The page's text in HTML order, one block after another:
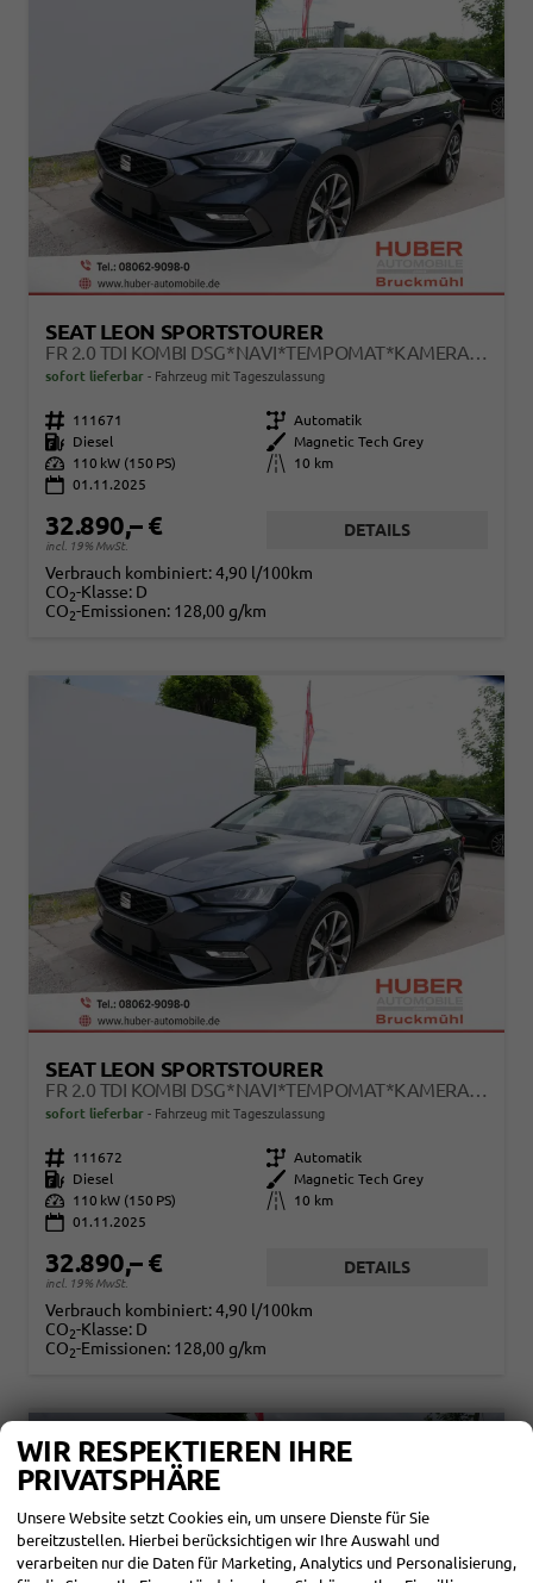
SEAT LEON SPORTSTOURER
FR 2.0 TDI KOMBI DSG*NAVI*TEMPOMAT*KAMERA*KEYLESS-GO*VIRTUAL COCKPIT*
sofort lieferbar Fahrzeug mit Tageszulassung
Fahrzeugnr. 111671 Getriebe Automatik
Kraftstoff
Diesel Außenfarbe
Magnetic Tech Grey
Leistung
110 kW (150 PS) Kilometerstand
10 km
01.11.2025
32.890,– €
incl. 19% MwSt.
DETAILS
Verbrauch kombiniert:4,90 l/100km
CO2-Klasse: D
CO2-Emissionen: 128,00 g/km
SEAT LEON SPORTSTOURER
FR 2.0 TDI KOMBI DSG*NAVI*TEMPOMAT*KAMERA*KEYLESS-GO*VIRTUAL COCKPIT*
sofort lieferbar Fahrzeug mit Tageszulassung
Fahrzeugnr. 111672 Getriebe Automatik
Kraftstoff
Diesel Außenfarbe
Magnetic Tech Grey
Leistung
110 kW (150 PS) Kilometerstand
10 km
01.11.2025
32.890,– €
incl. 19% MwSt.
DETAILS
Verbrauch kombiniert:4,90 l/100km
CO2-Klasse: D
CO2-Emissionen: 128,00 g/km
WIR RESPEKTIEREN IHRE
PRIVATSPHÄRE
Unsere Website setzt Cookies ein, um unsere Dienste für Sie
bereitzustellen. Hierbei berücksichtigen wir Ihre Auswahl und
verarbeiten nur die Daten für Marketing, Analytics und Personalisierung,